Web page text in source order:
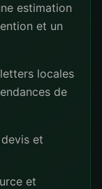
estimation
et un
locales
de
et
et